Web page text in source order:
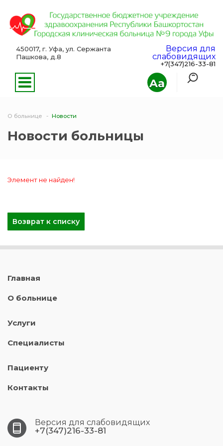
Aa
450017, г. Уфа, ул. Сержанта
Пашкова, д.8
Версия для
слабовидящих
+7(347)216-33-81
О больнице Новости
Новости больницы
Элемент не найден!
Возврат к списку
Главная
О больнице
Услуги
Специалисты
Пациенту
Контакты
Версия для слабовидящих
+7(347)216-33-81